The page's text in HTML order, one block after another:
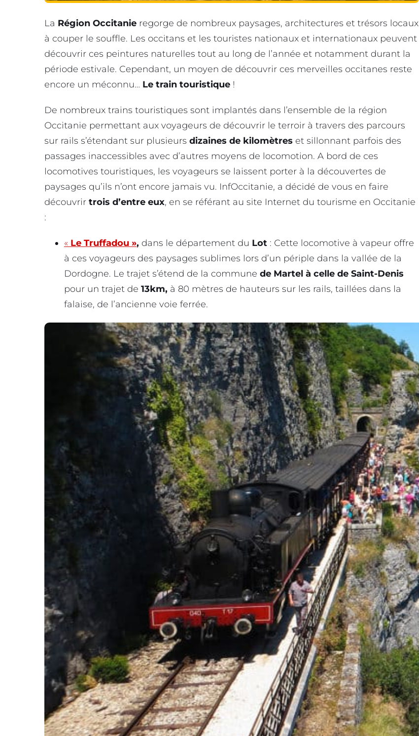
La Région Occitanie regorge de nombreux paysages, architectures et trésors locaux
à couper le souffle. Les occitans et les touristes nationaux et internationaux peuvent
découvrir ces peintures naturelles tout au long de l’année et notamment durant la
période estivale. Cependant, un moyen de découvrir ces merveilles occitanes reste
encore un méconnu… Le train touristique !
De nombreux trains touristiques sont implantés dans l’ensemble de la région
Occitanie permettant aux voyageurs de découvrir le terroir à travers des parcours
sur rails s’étendant sur plusieurs dizaines de kilomètres et sillonnant parfois des
passages inaccessibles avec d’autres moyens de locomotion. A bord de ces
locomotives touristiques, les voyageurs se laissent porter à la découvertes de
paysages qu’ils n’ont encore jamais vu. InfOccitanie, a décidé de vous en faire
découvrir trois d’entre eux, en se référant au site Internet du tourisme en Occitanie
:
« Le Truffadou », dans le département du Lot : Cette locomotive à vapeur offre
à ces voyageurs des paysages sublimes lors d’un périple dans la vallée de la
Dordogne. Le trajet s’étend de la commune de Martel à celle de Saint-Denis
pour un trajet de 13km, à 80 mètres de hauteurs sur les rails, taillées dans la
falaise, de l’ancienne voie ferrée.